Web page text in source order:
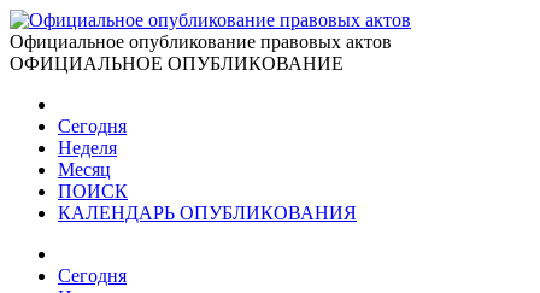
Официальное опубликование правовых актов
ОФИЦИАЛЬНОЕ ОПУБЛИКОВАНИЕ
Сегодня
Неделя
Месяц
ПОИСК
КАЛЕНДАРЬ ОПУБЛИКОВАНИЯ
Сегодня